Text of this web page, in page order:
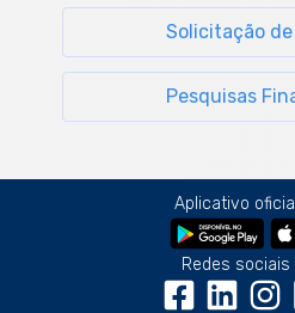
Solicitação
Pesquisas
Aplicativo
Redes sociais